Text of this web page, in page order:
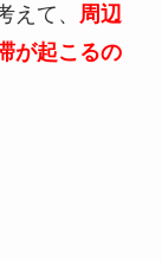
えて、
周辺
が起こるの